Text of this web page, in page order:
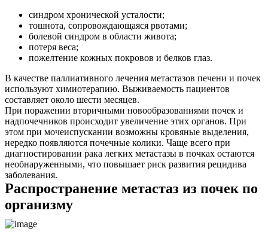
синдром хронической усталости;
тошнота, сопровождающаяся рвотами;
болевой синдром в области живота;
потеря веса;
пожелтение кожных покровов и белков глаз.
В качестве паллиативного лечения метастазов печени и почек
используют химиотерапию. Выживаемость пациентов
составляет около шести месяцев.
При поражении вторичными новообразованиями почек и
надпочечников происходит увеличение этих органов. При
этом при мочеиспускании возможны кровяные выделения,
нередко появляются почечные колики. Чаще всего при
диагностировании рака легких метастазы в почках остаются
необнаруженными, что повышает риск развития рецидива
заболевания.
Распространение метастаз из почек по
организму